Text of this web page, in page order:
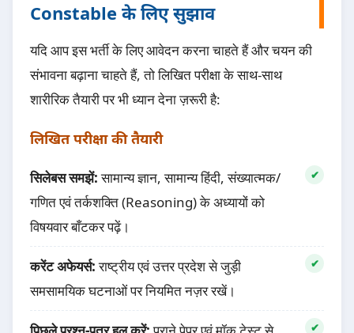
Constable के लिए सुझाव
यदि आप इस भर्ती के लिए आवेदन करना चाहते हैं और चयन की
संभावना बढ़ाना चाहते हैं, तो लिखित परीक्षा के साथ-साथ
शारीरिक तैयारी पर भी ध्यान देना ज़रूरी है:
लिखित परीक्षा की तैयारी
सिलेबस समझें:सामान्य ज्ञान, सामान्य हिंदी, संख्यात्मक/
गणित एवं तर्कशक्ति (Reasoning) के अध्यायों को
विषयवार बाँटकर पढ़ें।
करेंट अफेयर्स:राष्ट्रीय एवं उत्तर प्रदेश से जुड़ी
समसामयिक घटनाओं पर नियमित नज़र रखें।